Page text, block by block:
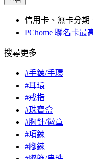
信用卡、無卡分期
PChome 聯名卡最
搜尋更多
#手鍊/手環
#耳環
#戒指
#珠寶盒
#胸針/徽章
#項鍊
#腳鍊